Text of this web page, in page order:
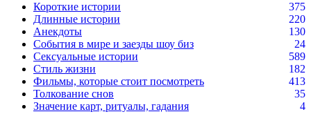
Короткие истории
375
Длинные истории
220
Анекдоты
130
События в мире и заезды шоу биз
24
Сексуальные истории
589
Стиль жизни
182
Фильмы, которые стоит посмотреть
413
Толкование снов
35
Значение карт, ритуалы, гадания
4